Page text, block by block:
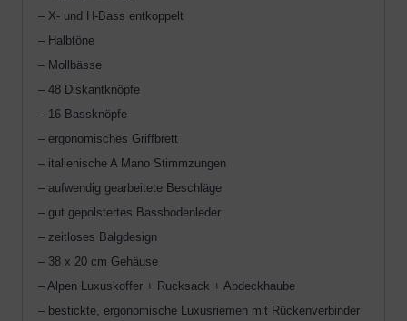
– X- und H-Bass entkoppelt
– Halbtöne
– Mollbässe
– 48 Diskantknöpfe
– 16 Bassknöpfe
– ergonomisches Griffbrett
– italienische A Mano Stimmzungen
– aufwendig gearbeitete Beschläge
– gut gepolstertes Bassbodenleder
– zeitloses Balgdesign
– 38 x 20 cm Gehäuse
– Alpen Luxuskoffer + Rucksack + Abdeckhaube
– bestickte, ergonomische Luxusriemen mit Rückenverbinder